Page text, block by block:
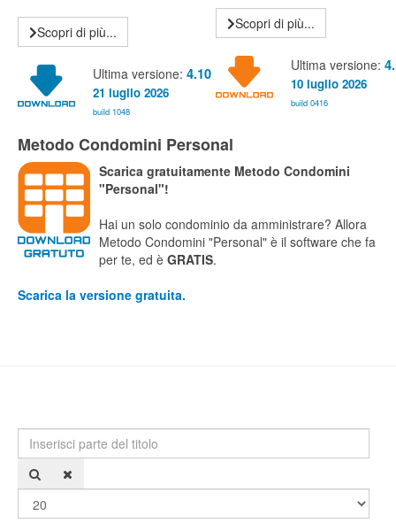
Scopri di più...
Ultima versione: 4.10
21 luglio 2026
build 1048
Scopri di più...
Ultima versione:
10 luglio 2026
build 0416
Metodo Condomini Personal
Scarica gratuitamente Metodo Condomini
"Personal"!
Hai un solo condominio da amministrare? Allora
Metodo Condomini "Personal" è il software che fa
per te, ed è GRATIS.
Scarica la versione gratuita.
Inserisci parte del titolo